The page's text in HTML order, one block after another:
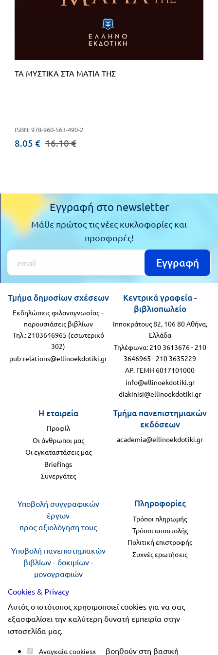
Παζλ και
Επιτραπέζια
το
ΤΑ ΜΥΣΤΙΚΑ ΣΤΑ ΜΑΤΙΑ ΤΗΣ
ISBN: 978-960-563-490-2
8.05 € 16.10 €
Εγγραφή στο newsletter
Μάθε πρώτος τις νέες κυκλοφορίες και
προσφορές!
Εγγραφή
Κεντρικά γραφεία -
βιβλιοπωλείο
Ιπποκράτους 82, 106 80 Αθήνα,
Ελλάδα
Τηλέφωνα: 210 3613676- 210
3646965 - 210 3635229
ΑΡ. ΓΕΜΗ 6017101000
info@ellinoekdotiki.gr
diakinisi@ellinoekdotiki.gr
Η εταιρεία
Προφίλ
Οι άνθρωποι μας
Οι εγκαταστάσεις μας
Briefings
Συνεργάτες
Τμήμα δημοσίων σχέσεων
Εκδηλώσεις φιλαναγνωσίας –
παρουσιάσεις βιβλίων
Τηλ.: 2103646965 (εσωτερικό
302)
pub-relations@ellinoekdotiki.gr
Τμήμα πανεπιστημιακών
εκδόσεων
academia@ellinoekdotiki.gr
Πληροφορίες
Τρόποι πληρωμής
Τρόποι αποστολής
Πολιτική επιστροφής
Συχνές ερωτήσεις
Υποβολή συγγραφικών
έργων
προς αξιολόγηση τους
Υποβολή πανεπιστημιακών
βιβλίων - δοκιμίων -
μονογραφιών
Ακολουθήστε μας
Cookies & Privacy
Αυτός ο ιστότοπος χρησιμοποιεί cookies για να σας
εξασφαλίσει την καλύτερη δυνατή εμπειρία στην
ιστοσελίδα μας.
Αναγκαία cookies βοηθούν στη βασική